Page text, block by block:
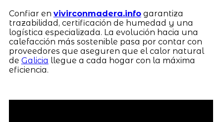
Confiar en vivirconmadera.infogarantiza
trazabilidad, certificación de humedad y una
logística especializada. La evolución hacia una
calefacción más sostenible pasa por contar con
proveedores que aseguren que el calor natural
de Galicia llegue a cada hogar con la máxima
eficiencia.